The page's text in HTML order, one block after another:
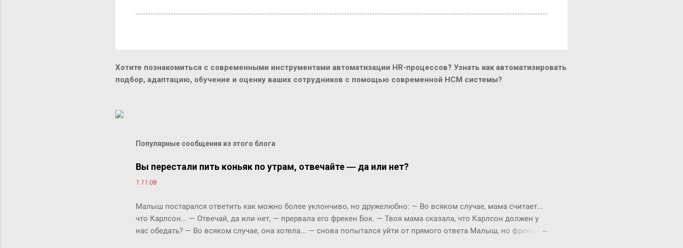
Хотите познакомиться с современными инструментами автоматизации HR-процессов? Узнать как автоматизировать
подбор, адаптацию, обучение и оценку ваших сотрудников с помощью современной HCM системы?
Популярные сообщения из этого блога
Вы перестали пить коньяк по утрам, отвечайте ― да или нет?
1.11.08
Малыш постарался ответить как можно более уклончиво, но дружелюбно: ― Во всяком случае, мама считает...
что Карлсон... ― Отвечай, да или нет, ― прервала его фрекен Бок. ― Твоя мама сказала, что Карлсон должен у
нас обедать? ― Во всяком случае, она хотела... ― снова попытался уйти от прямого ответа Малыш, но фрекен